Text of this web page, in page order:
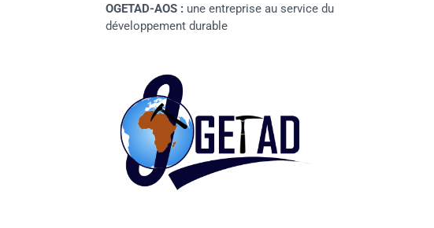
OGETAD-AOS : une entreprise au service du
développement durable